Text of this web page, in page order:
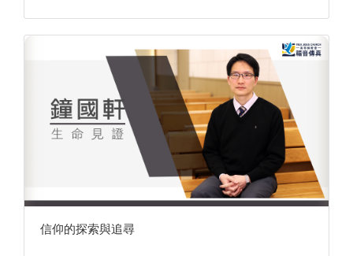
信仰的探索與追尋